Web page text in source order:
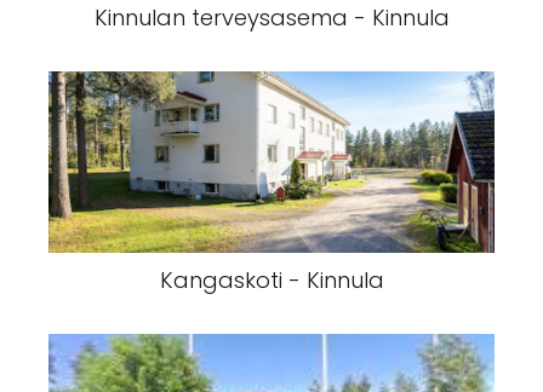
Kinnulan terveysasema - Kinnula
Kangaskoti - Kinnula